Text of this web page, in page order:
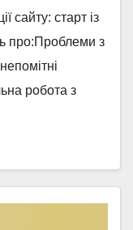
сайту: старт із
про:Проблеми з
робота з